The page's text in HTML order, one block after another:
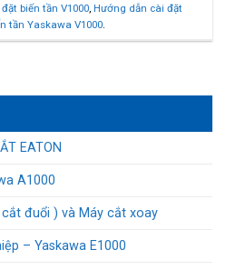
biến tần V1000,Hướng dẫn cài đặt
tần Yaskawa V1000.
EATON
A1000
đuổi ) và Máy cắt xoay
– Yaskawa E1000